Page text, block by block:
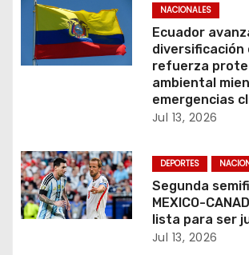
e
n
a
d
a
NACIONALES
Ecuador
diversificación
refuerza
ambiental
emergencias
Jul 13, 2026
DEPORTES
Segunda
MEXICO-
lista para ser
Jul 13, 2026